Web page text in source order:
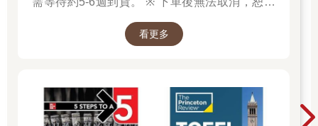
接受退換貨。 ※ 若無法接受等待時間，請勿下
看更多